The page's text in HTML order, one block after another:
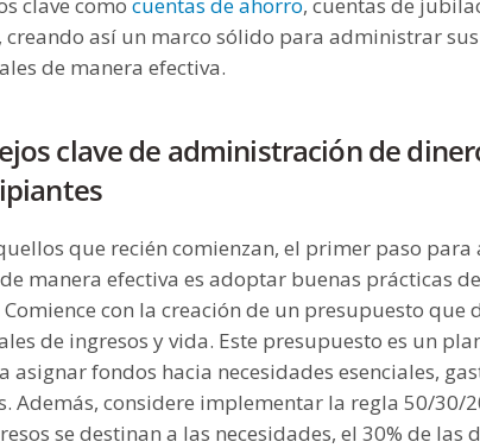
creando así un marco sólido para administrar
de manera efectiva.
clave de administración de
que recién comienzan, el primer paso
manera efectiva es adoptar buenas prácticas
con la creación de un presupuesto que
de ingresos y vida. Este presupuesto es un
asignar fondos hacia necesidades esenciales,
Además, considere implementar la regla 50/30/
se destinan a las necesidades, el 30% de las